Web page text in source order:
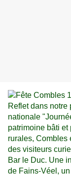
Reflet dans notre
nationale
patrimoine bâti
rurales, Combles
des visiteurs
Bar le Duc. Une
de Fains-Véel,